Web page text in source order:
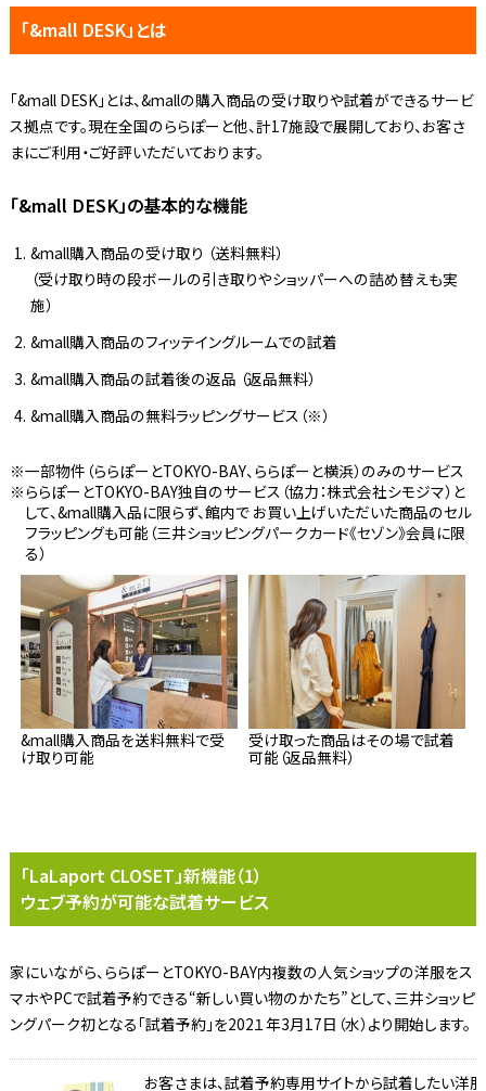
「&mall DESK」とは
「&mall DESK」とは、&mallの購入商品の受け取りや試着ができるサービ
ス拠点です。現在全国のららぽーと他、計17施設で展開しており、お客さ
まにご利用・ご好評いただいております。
「&mall DESK」の基本的な機能
&mall購入商品の受け取り （送料無料）
（受け取り時の段ボールの引き取りやショッパーへの詰め替えも実
施）
&mall購入商品のフィッテイングルームでの試着
&mall購入商品の試着後の返品 （返品無料）
&mall購入商品の無料ラッピングサービス（※）
一部物件（ららぽーとTOKYO-BAY、ららぽーと横浜）のみのサービス
ららぽーとTOKYO-BAY独自のサービス（協力：株式会社シモジマ）と
して、&mall購入品に限らず、館内で お買い上げいただいた商品のセル
フラッピングも可能（三井ショッピングパークカード《セゾン》会員に限
る）
&mall購入商品を送料無料で受
け取り可能
受け取った商品はその場で試着
可能（返品無料）
「LaLaport CLOSET」新機能（1）
ウェブ予約が可能な試着サービス
家にいながら、ららぽーとTOKYO-BAY内複数の人気ショップの洋服をス
マホやPCで試着予約できる“新しい買い物のかたち”として、三井ショッピ
ングパーク初となる「試着予約」を202１年3月17日（水）より開始します。
お客さまは、試着予約専用サイトから試着したい洋